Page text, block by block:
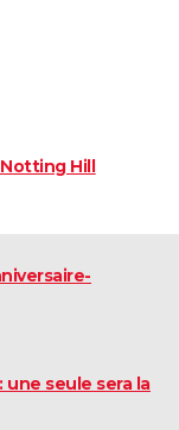
Hill
une seule sera la